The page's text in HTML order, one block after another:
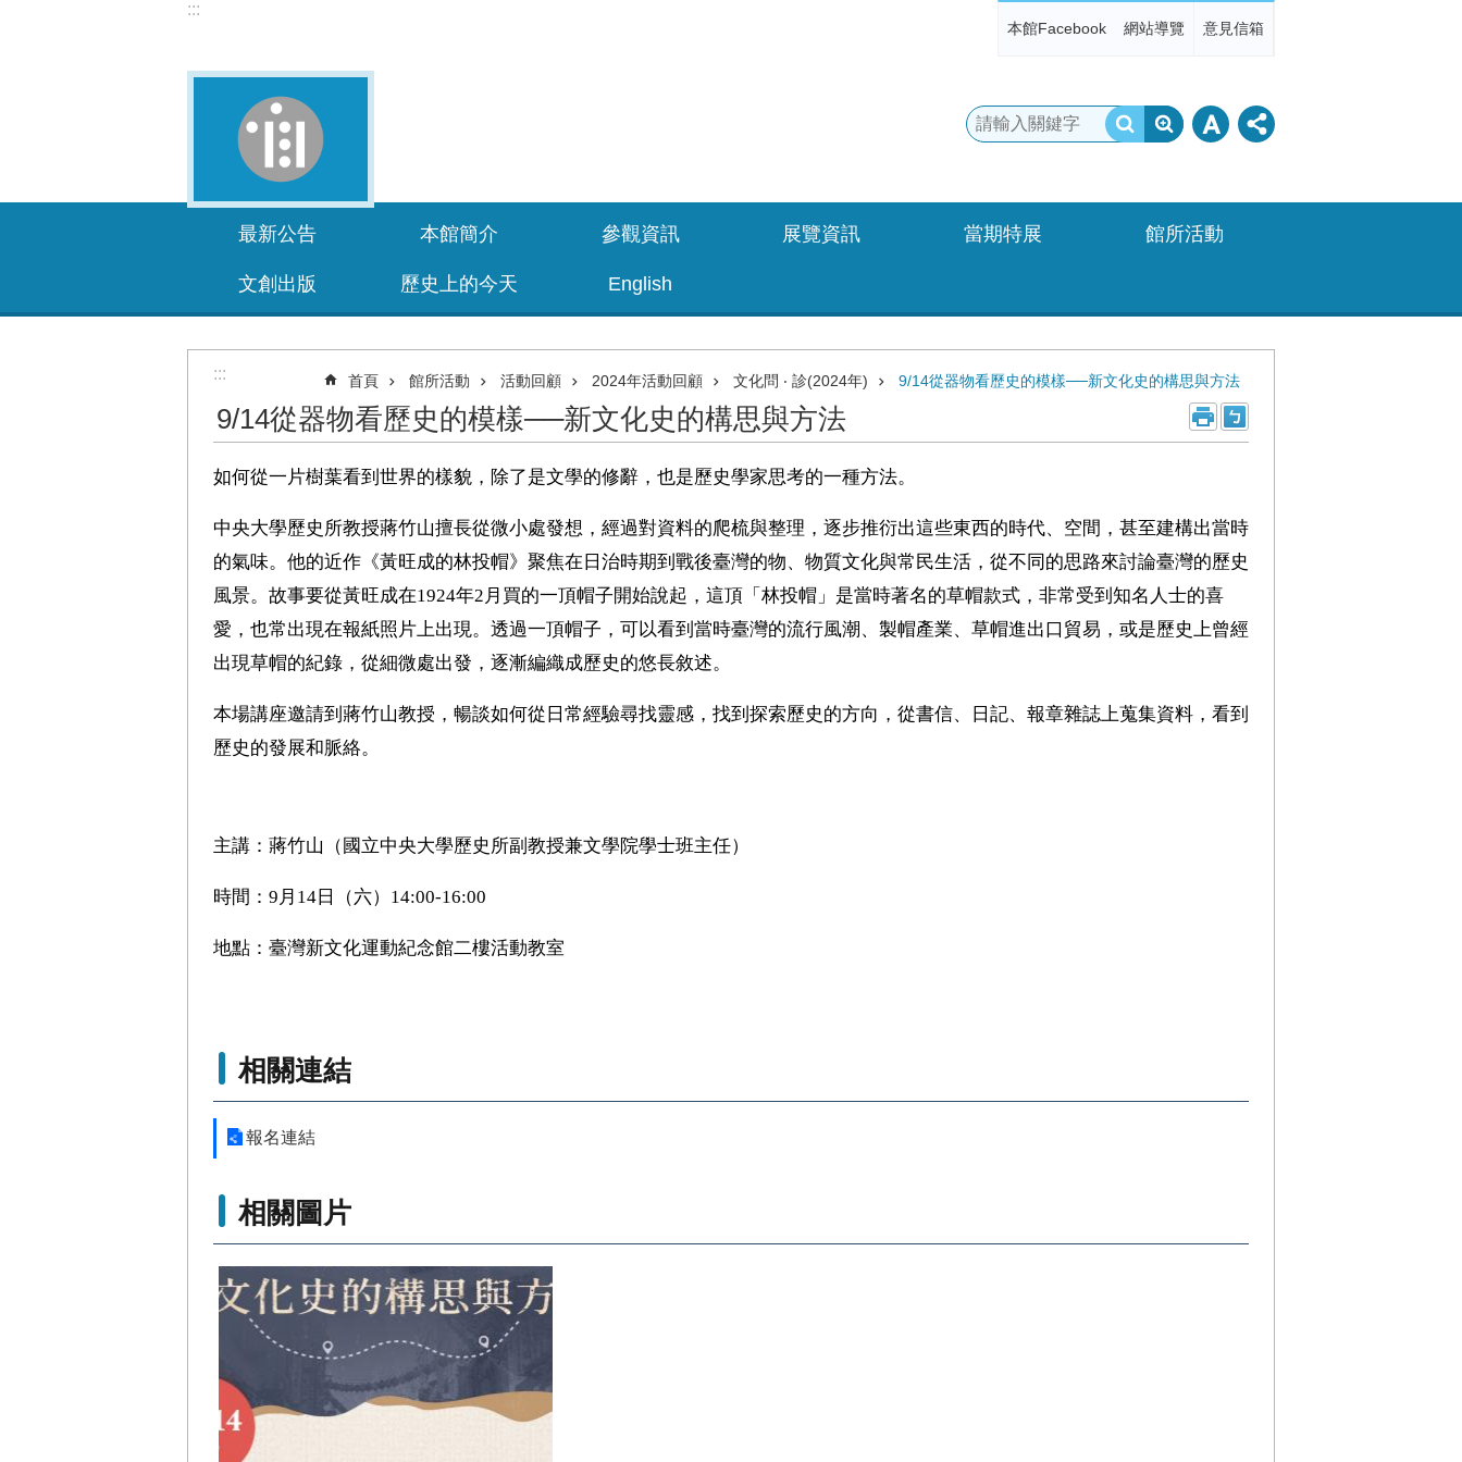
:::
本館Facebook 網站導覽 意見信箱
最新公告 本館簡介 參觀資訊 展覽資訊 當期特展 館所活動
文創出版 歷史上的今天 English
::: 首頁 館所活動 活動回顧 2024年活動回顧 文化問 ‧ 診(2024年) 9/14從器物看歷史的模樣──新文化史的構思與方法
9/14從器物看歷史的模樣──新文化史的構思與方法
如何從一片樹葉看到世界的樣貌，除了是文學的修辭，也是歷史學家思考的一種方法。
中央大學歷史所教授蔣竹山擅長從微小處發想，經過對資料的爬梳與整理，逐步推衍出這些東西的時代、空間，甚至建構出當時
的氣味。他的近作《黃旺成的林投帽》聚焦在日治時期到戰後臺灣的物、物質文化與常民生活，從不同的思路來討論臺灣的歷史
風景。故事要從黃旺成在1924年2月買的一頂帽子開始說起，這頂「林投帽」是當時著名的草帽款式，非常受到知名人士的喜
愛，也常出現在報紙照片上出現。透過一頂帽子，可以看到當時臺灣的流行風潮、製帽產業、草帽進出口貿易，或是歷史上曾經
出現草帽的紀錄，從細微處出發，逐漸編織成歷史的悠長敘述。
本場講座邀請到蔣竹山教授，暢談如何從日常經驗尋找靈感，找到探索歷史的方向，從書信、日記、報章雜誌上蒐集資料，看到
歷史的發展和脈絡。
主講：蔣竹山（國立中央大學歷史所副教授兼文學院學士班主任）
時間：9月14日（六）14:00-16:00
地點：臺灣新文化運動紀念館二樓活動教室
相關連結
報名連結
相關圖片